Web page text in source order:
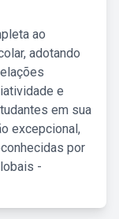
ao
adotando
e
em sua
excepcional,
por
-